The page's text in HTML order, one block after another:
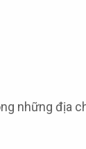
những địa